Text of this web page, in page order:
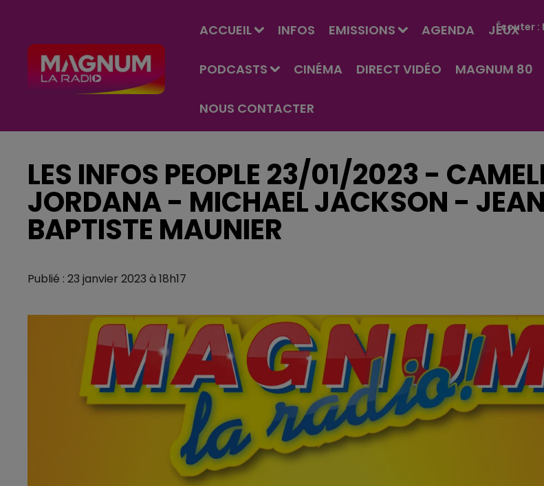
ACCUEIL INFOS EMISSIONS AGENDA JEUX
PODCASTS CINÉMA DIRECT VIDÉO MAGNUM 80
NOUS CONTACTER
Écouter :
LES INFOS PEOPLE 23/01/2023 -
JORDANA - MICHAEL JACKSON -
BAPTISTE MAUNIER
Publié : 23 janvier 2023 à 18h17